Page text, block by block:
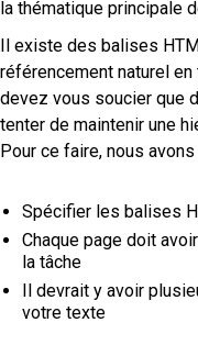
la thématique principale
Il existe des balises
référencement naturel
devez vous soucier que
tenter de maintenir une
Pour ce faire, nous
Spécifier les balises
Chaque page doit
la tâche
Il devrait y avoir
votre texte